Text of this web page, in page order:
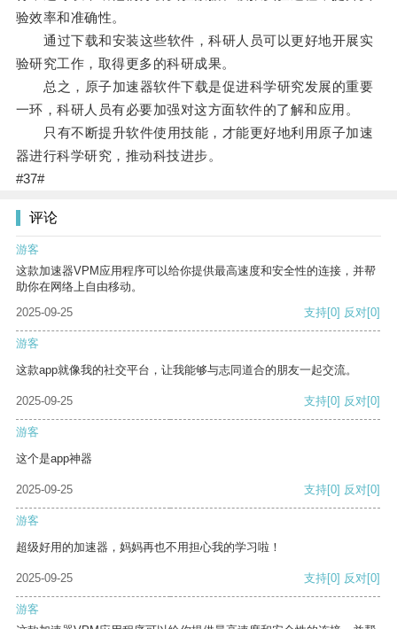
验效率和准确性。
通过下载和安装这些软件，科研人员可以更好地开展实
验研究工作，取得更多的科研成果。
总之，原子加速器软件下载是促进科学研究发展的重要
一环，科研人员有必要加强对这方面软件的了解和应用。
只有不断提升软件使用技能，才能更好地利用原子加速
器进行科学研究，推动科技进步。
#37#
评论
游客
这款加速器VPM应用程序可以给你提供最高速度和安全性的连接，并帮
助你在网络上自由移动。
2025-09-25
支持[0] 反对[0]
游客
这款app就像我的社交平台，让我能够与志同道合的朋友一起交流。
2025-09-25 支持[0] 反对[0]
游客
这个是app神器
2025-09-25 支持[0] 反对[0]
游客
超级好用的加速器，妈妈再也不用担心我的学习啦！
2025-09-25 支持[0] 反对[0]
游客